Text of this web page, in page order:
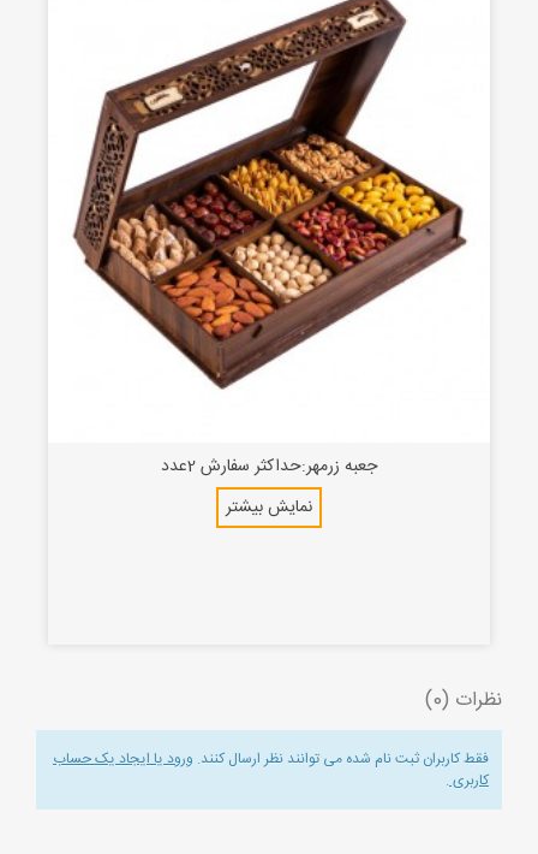
جعبه زرمهر:حداکثر سفارش 2عدد
نمایش بیشتر
نظرات (0)
فقط کاربران ثبت نام شده می توانند نظر ارسال کنند. ورود یا ایجاد یک حساب
کاربری.